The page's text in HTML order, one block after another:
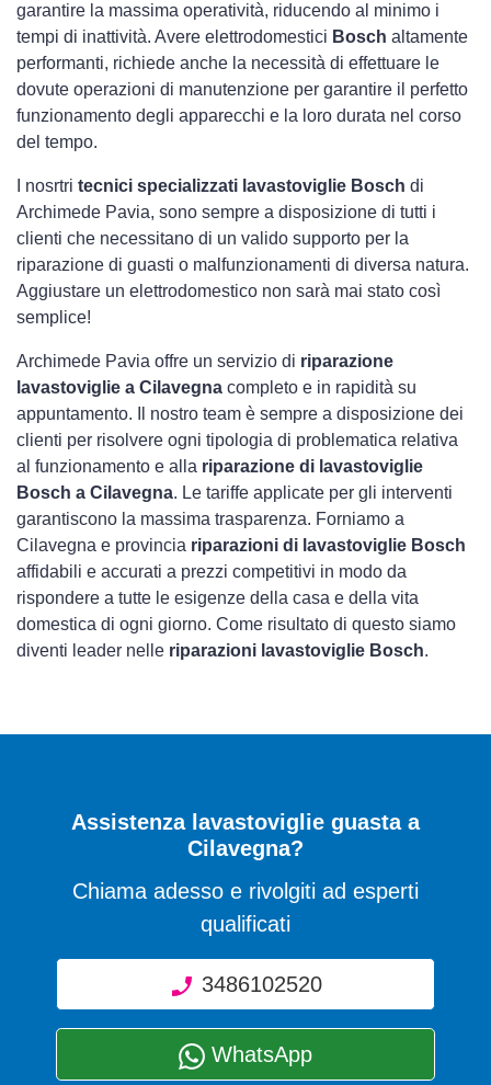
garantire la massima operatività, riducendo al minimo i
tempi di inattività. Avere elettrodomestici Bosch altamente
performanti, richiede anche la necessità di effettuare le
dovute operazioni di manutenzione per garantire il perfetto
funzionamento degli apparecchi e la loro durata nel corso
del tempo.
I nosrtri tecnici specializzati lavastoviglie Bosch di
Archimede Pavia, sono sempre a disposizione di tutti i
clienti che necessitano di un valido supporto per la
riparazione di guasti o malfunzionamenti di diversa natura.
Aggiustare un elettrodomestico non sarà mai stato così
semplice!
Archimede Pavia offre un servizio di riparazione
lavastoviglie a Cilavegna completo e in rapidità su
appuntamento. Il nostro team è sempre a disposizione dei
clienti per risolvere ogni tipologia di problematica relativa
al funzionamento e alla riparazione di lavastoviglie
Bosch a Cilavegna. Le tariffe applicate per gli interventi
garantiscono la massima trasparenza. Forniamo a
Cilavegna e provincia riparazioni di lavastoviglie Bosch
affidabili e accurati a prezzi competitivi in modo da
rispondere a tutte le esigenze della casa e della vita
domestica di ogni giorno. Come risultato di questo siamo
diventi leader nelle riparazioni lavastoviglie Bosch.
Assistenza lavastoviglie guasta a
Cilavegna?
Chiama adesso e rivolgiti ad esperti
qualificati
3486102520
WhatsApp